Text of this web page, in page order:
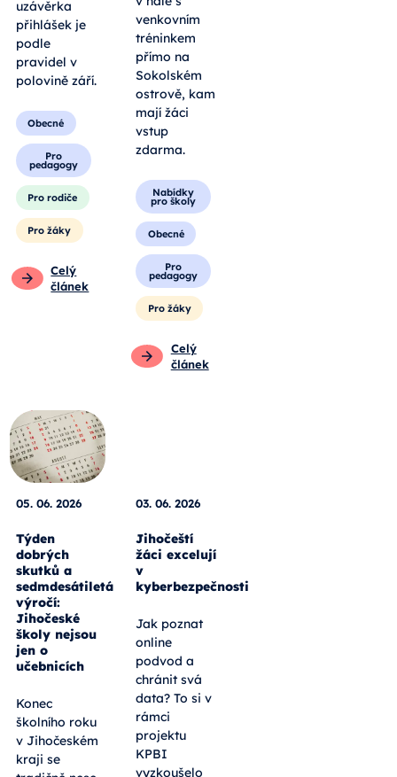
uzávěrka
přihlášek je
podle
pravidel v
polovině září.
Obecné
Pro
pedagogy
Pro rodiče
Pro žáky
Celý
článek
venkovním
tréninkem
přímo na
Sokolském
ostrově, kam
mají žáci
vstup
zdarma.
Nabídky
pro školy
Obecné
Pro
pedagogy
Pro žáky
Celý
článek
05. 06. 2026
Týden
dobrých
skutků a
sedmdesátiletá
výročí:
Jihočeské
školy nejsou
jen o
učebnicích
Konec
školního roku
v Jihočeském
kraji se
03. 06. 2026
Jihočeští
žáci excelují
v
kyberbezpečnosti
Jak poznat
online
podvod a
chránit svá
data? To si v
rámci
projektu
KPBI
vyzkoušelo